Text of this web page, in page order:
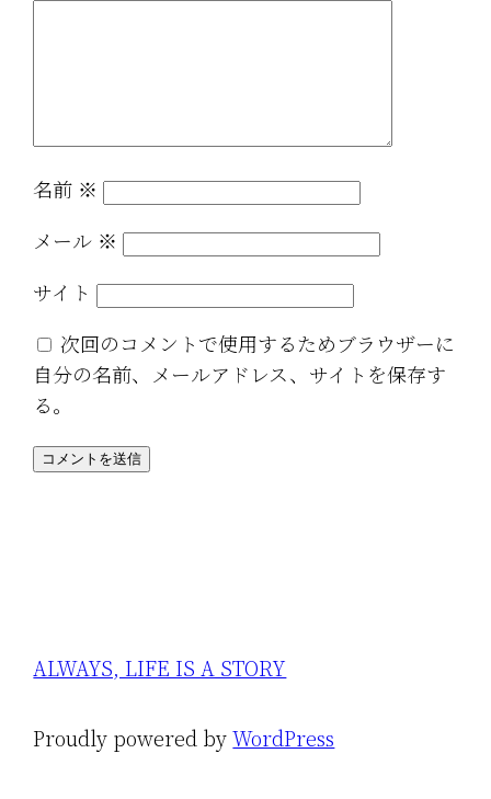
名前 ※
メール ※
サイト
次回のコメントで使用するためブラウザーに
自分の名前、メールアドレス、サイトを保存す
る。
ALWAYS, LIFE IS A STORY
Proudly powered byWordPress